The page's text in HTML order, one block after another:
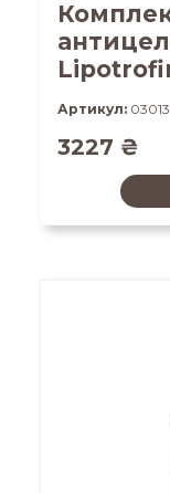
Артикул: 03013
3227 ₴